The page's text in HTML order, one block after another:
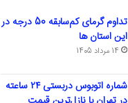
تداوم گرمای کم‌سابقه 50 درجه در
این استان ها
14 مرداد 1405
شماره اتوبوس دربستی ۲۴ ساعته